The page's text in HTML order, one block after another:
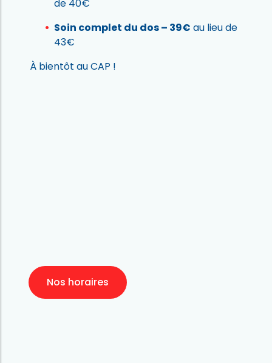
de 40€
Soin complet du dos – 39€ au lieu de
43€
À bientôt au CAP !
Nos horaires